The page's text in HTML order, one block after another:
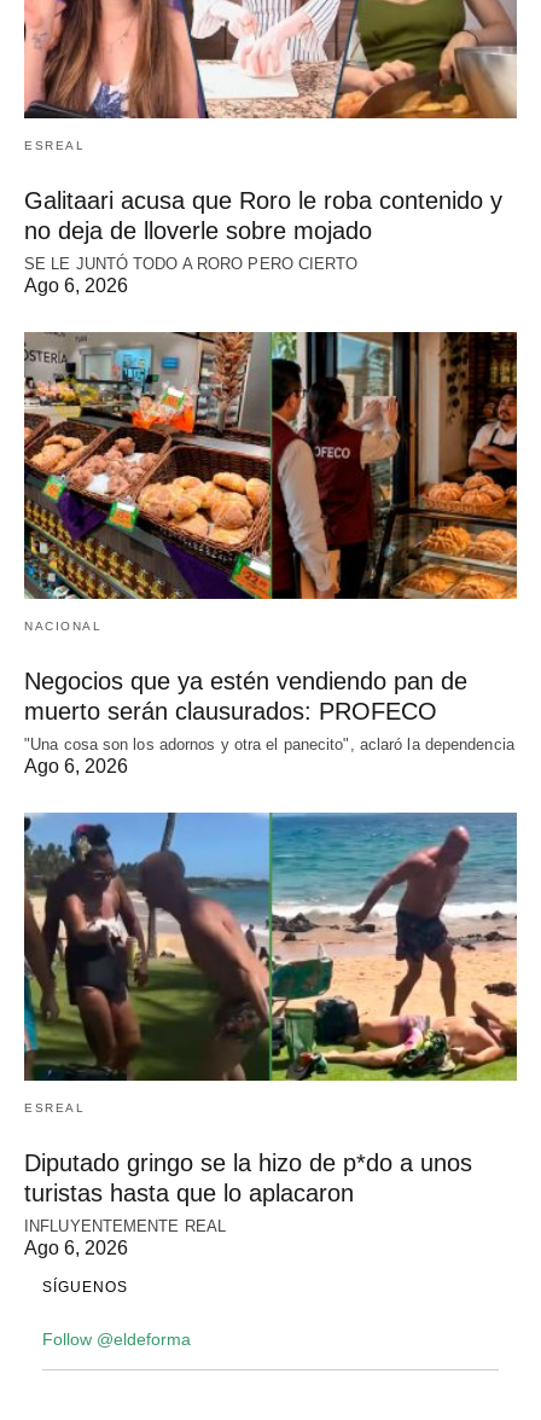
ESREAL
Galitaari acusa que Roro le roba contenido y
no deja de lloverle sobre mojado
SE LE JUNTÓ TODO A RORO PERO CIERTO
Ago 6, 2026
NACIONAL
Negocios que ya estén vendiendo pan de
muerto serán clausurados: PROFECO
"Una cosa son los adornos y otra el panecito", aclaró la dependencia
Ago 6, 2026
ESREAL
Diputado gringo se la hizo de p*do a unos
turistas hasta que lo aplacaron
INFLUYENTEMENTE REAL
Ago 6, 2026
SÍGUENOS
Follow @eldeforma